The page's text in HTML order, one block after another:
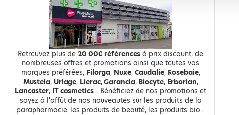
Retrouvez plus de 20 000 références à prix discount, de
nombreuses offres et promotions ainsi que toutes vos
marques préférées, Filorga, Nuxe, Caudalie, Rosebaie,
Mustela, Uriage, Lierac, Garancia, Biocyte, Erborian,
Lancaster, IT cosmetics... Bénéficiez de nos promotions et
soyez à l'affût de nos nouveautés sur les produits de la
parapharmacie, les produits de beauté, les produits bio...